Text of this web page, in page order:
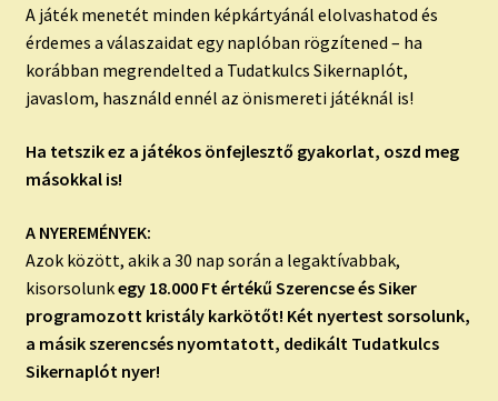
A játék menetét minden képkártyánál elolvashatod és
érdemes a válaszaidat egy naplóban rögzítened – ha
korábban megrendelted a Tudatkulcs Sikernaplót,
javaslom, használd ennél az önismereti játéknál is!
Ha tetszik ez a játékos önfejlesztő gyakorlat, oszd meg
másokkal is!
A NYEREMÉNYEK:
Azok között, akik a 30 nap során a legaktívabbak,
kisorsolunkegy 18.000 Ft értékű Szerencse és Siker
programozott kristály karkötőt! Két nyertest sorsolunk,
a másik szerencsés nyomtatott, dedikált Tudatkulcs
Sikernaplót nyer!